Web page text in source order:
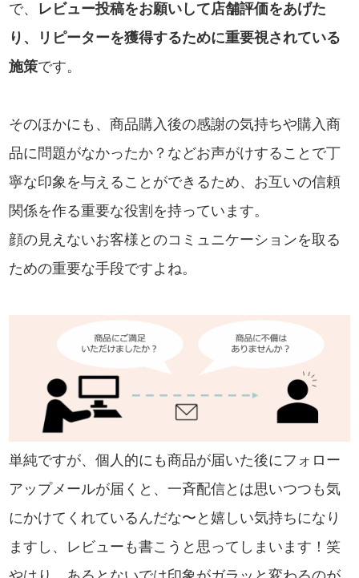
で、 レビュー投稿をお願いして店舗評価をあげた
り、リピーターを獲得するために重要視されている
施策です。
そのほかにも、商品購入後の感謝の気持ちや購入商
品に問題がなかったか？などお声がけすることで丁
寧な印象を与えることができるため、お互いの信頼
関係を作る重要な役割を持っています。
顔の見えないお客様とのコミュニケーションを取る
ための重要な手段ですよね。
単純ですが、個人的にも商品が届いた後にフォロー
アップメールが届くと、一斉配信とは思いつつも気
にかけてくれているんだな〜と嬉しい気持ちになり
ますし、レビューも書こうと思ってしまいます！笑